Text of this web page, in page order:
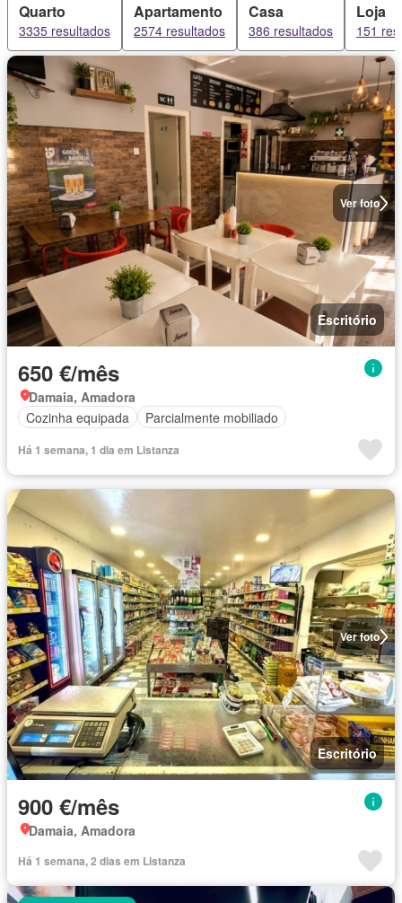
Quarto
3335 resultados
Apartamento
2574 resultados
Casa
386 resultados
Loja
151
Ver foto
Escritório
650 €/mês
Damaia, Amadora
Cozinha equipada
Parcialmente mobiliado
Há 1 semana, 1 dia em Listanza
Ver foto
Escritório
900 €/mês
Damaia, Amadora
Há 1 semana, 2 dias em Listanza